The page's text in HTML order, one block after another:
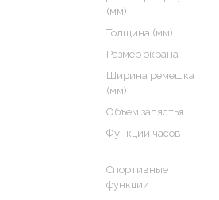
(мм)
Толщина (мм)
Размер экрана
Ширина ремешка
(мм)
Объем запястья
Функции часов
Спортивные
функции